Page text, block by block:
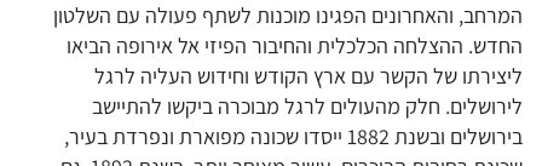
המרחב, והאחרונים הפגינו מוכנות לשתף פעולה עם השלטון
החדש. ההצלחה הכלכלית והחיבור הפיזי אל אירופה הביאו
ליצירתו של הקשר עם ארץ הקודש וחידוש העליה לרגל
לירושלים. חלק מהעולים לרגל מבוכרה ביקשו להתיישב
בירושלים ובשנת 1882 ייסדו שכונה מפוארת ונפרדת בעיר,